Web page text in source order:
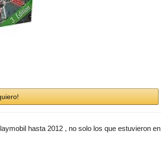
hasta 2012 , no solo los que estuvieron en